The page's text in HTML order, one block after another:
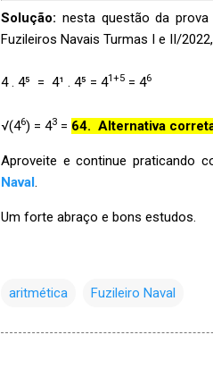
Solução: nesta questão da
Fuzileiros Navais Turmas I e II/
4 . 4⁵ = 4¹ . 4⁵ = 41+5 = 46
√(46) = 43 = 64. Alternativa
Aproveite e continue praticando
Naval.
Um forte abraço e bons estudos.
aritmética Fuzileiro Naval